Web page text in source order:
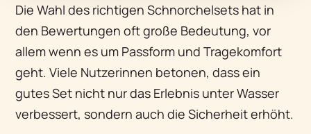
Die Wahl des richtigen Schnorchelsets hat in
den Bewertungen oft große Bedeutung, vor
allem wenn es um Passform und Tragekomfort
geht. Viele Nutzerinnen betonen, dass ein
gutes Set nicht nur das Erlebnis unter Wasser
verbessert, sondern auch die Sicherheit erhöht.